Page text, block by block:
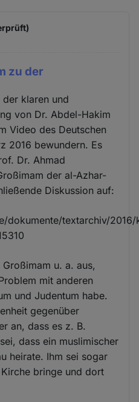
zu der
klaren und
von Dr. Abdel-Hakim
Video des Deutschen
2016 bewundern. Es
Dr. Ahmad
der al-Azhar-
Diskussion auf:
dokumente/textarchiv/2016/
u. a. aus,
mit anderen
und Judentum habe.
gegenüber
an, dass es z. B.
dass ein muslimischer
heirate. Ihm sei sogar
bringe und dort